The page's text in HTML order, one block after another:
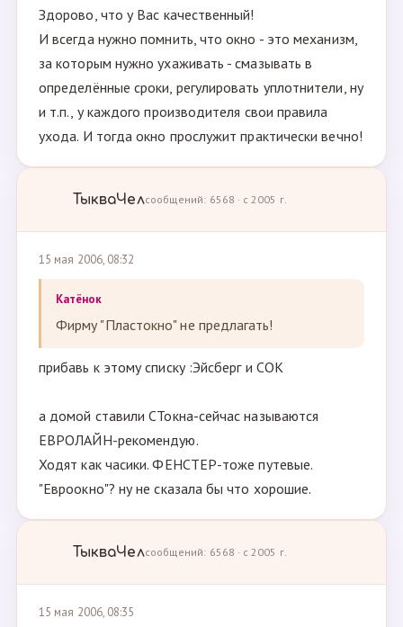
Здорово, что у Вас качественный!
И всегда нужно помнить, что окно - это механизм,
за которым нужно ухаживать - смазывать в
определённые сроки, регулировать уплотнители, ну
и т.п., у каждого производителя свои правила
ухода. И тогда окно прослужит практически вечно!
ТыкваЧелсообщений: 6568 · с 2005 г.
15 мая 2006, 08:32
Катёнок
Фирму "Пластокно" не предлагать!
прибавь к этому списку :Эйсберг и СОК
а домой ставили СТокна-сейчас называются
ЕВРОЛАЙН-рекомендую.
Ходят как часики. ФЕНСТЕР-тоже путевые.
"Евроокно"? ну не сказала бы что хорошие.
ТыкваЧелсообщений: 6568 · с 2005 г.
15 мая 2006, 08:35